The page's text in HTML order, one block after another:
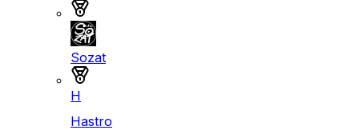
Sozat
H
Hastro